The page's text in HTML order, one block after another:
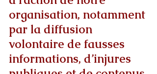
organisation, notamment
par la diffusion
volontaire de fausses
informations, d’injures